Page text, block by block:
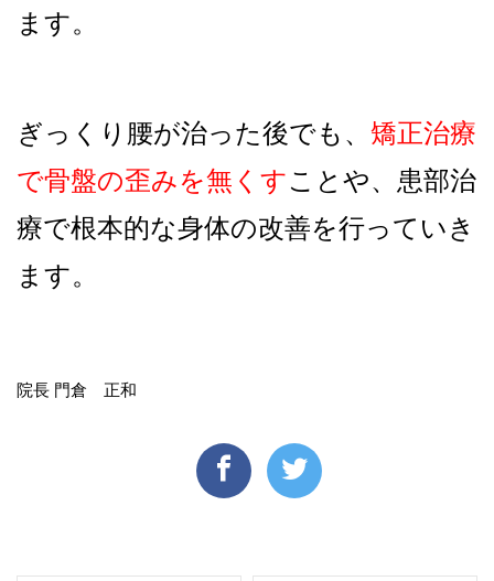
ます。
ぎっくり腰が治った後でも、 矯正治療
で骨盤の歪みを無くすことや、患部治
療で根本的な身体の改善を行っていき
ます。
院長 門倉 正和